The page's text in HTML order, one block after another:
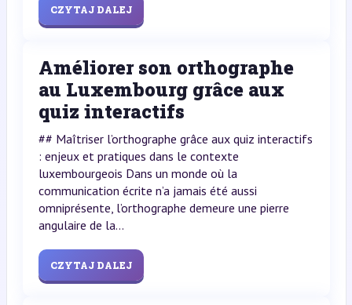
CZYTAJ DALEJ
Améliorer son orthographe
au Luxembourg grâce aux
quiz interactifs
## Maîtriser l’orthographe grâce aux quiz interactifs
: enjeux et pratiques dans le contexte
luxembourgeois Dans un monde où la
communication écrite n’a jamais été aussi
omniprésente, l’orthographe demeure une pierre
angulaire de la...
CZYTAJ DALEJ